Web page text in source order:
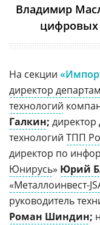
Владимир
цифровых
На секции
директор
технологий
Галкин;
технологий ТПП
директор по
Юнирусь» Юрий
«Металлоинвест-
руководитель
Роман Шиндин;